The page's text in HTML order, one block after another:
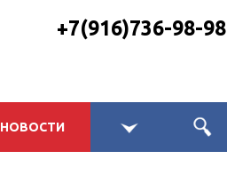
+7(916)736-98-98
НОВОСТИ